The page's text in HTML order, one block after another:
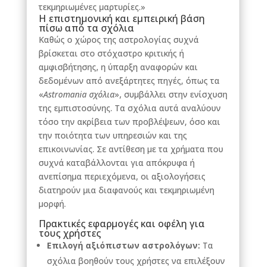
τεκμηριωμένες μαρτυρίες.»
Η επιστημονική και εμπειρική βάση
πίσω από τα σχόλια
Καθώς ο χώρος της αστρολογίας συχνά
βρίσκεται στο στόχαστρο κριτικής ή
αμφισβήτησης, η ύπαρξη αναφορών και
δεδομένων από ανεξάρτητες πηγές, όπως τα
«Astromania σχόλια», συμβάλλει στην ενίσχυση
της εμπιστοσύνης. Τα σχόλια αυτά αναλύουν
τόσο την ακρίβεια των προβλέψεων, όσο και
την ποιότητα των υπηρεσιών και της
επικοινωνίας. Σε αντίθεση με τα χρήματα που
συχνά καταβάλλονται για απόκρυφα ή
ανεπίσημα περιεχόμενα, οι αξιολογήσεις
διατηρούν μια διαφανούς και τεκμηριωμένη
μορφή.
Πρακτικές εφαρμογές και οφέλη για
τους χρήστες
Επιλογή αξιόπιστων αστρολόγων: Τα
σχόλια βοηθούν τους χρήστες να επιλέξουν